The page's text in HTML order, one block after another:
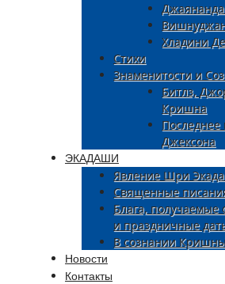
Джаянанда
Хладини
Стихи
Знаменитости и
Битлз,
Кришна
Джексона
ЭКАДАШИ
Явление Шри
Священные
Блага, получаемые
и праздничные
В сознании Кришны
Новости
Контакты